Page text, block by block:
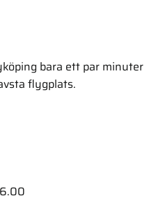
bara ett par minuter
flygplats.